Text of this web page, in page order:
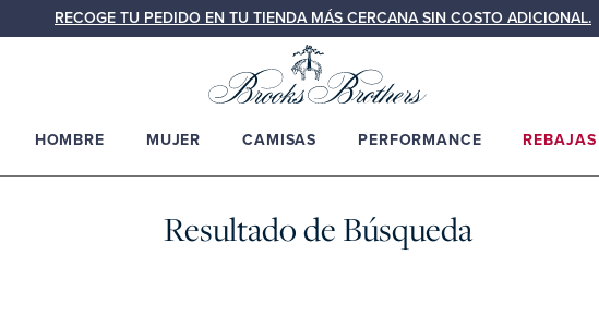
RECOGE TU PEDIDO EN TU TIENDA MÁS CERCANA SIN COSTO ADICIONAL.
HOMBRE MUJER CAMISAS PERFORMANCE REBAJAS
Resultado de Búsqueda